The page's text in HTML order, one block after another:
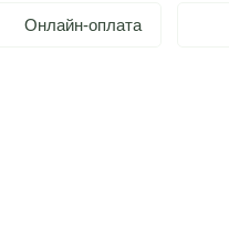
Онлайн-оплата